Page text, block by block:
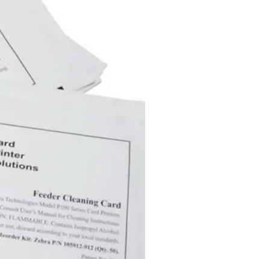
preserva a bateria e
útil. Ligação: Ficha de
C Portas USB: 1 Gama
de/para: 12-24 V Tensão de
5V / 3A, 9V / 2,22A, 12V
saída máxima: 20W